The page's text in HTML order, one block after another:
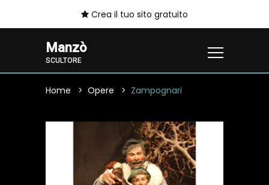
Crea il tuo sito gratuito
Manzò
SCULTORE
Home Opere Zampognari